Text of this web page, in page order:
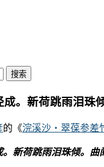
。新荷跳雨泪珠
的《浣溪沙・翠葆参差
新荷跳雨泪珠倾。曲